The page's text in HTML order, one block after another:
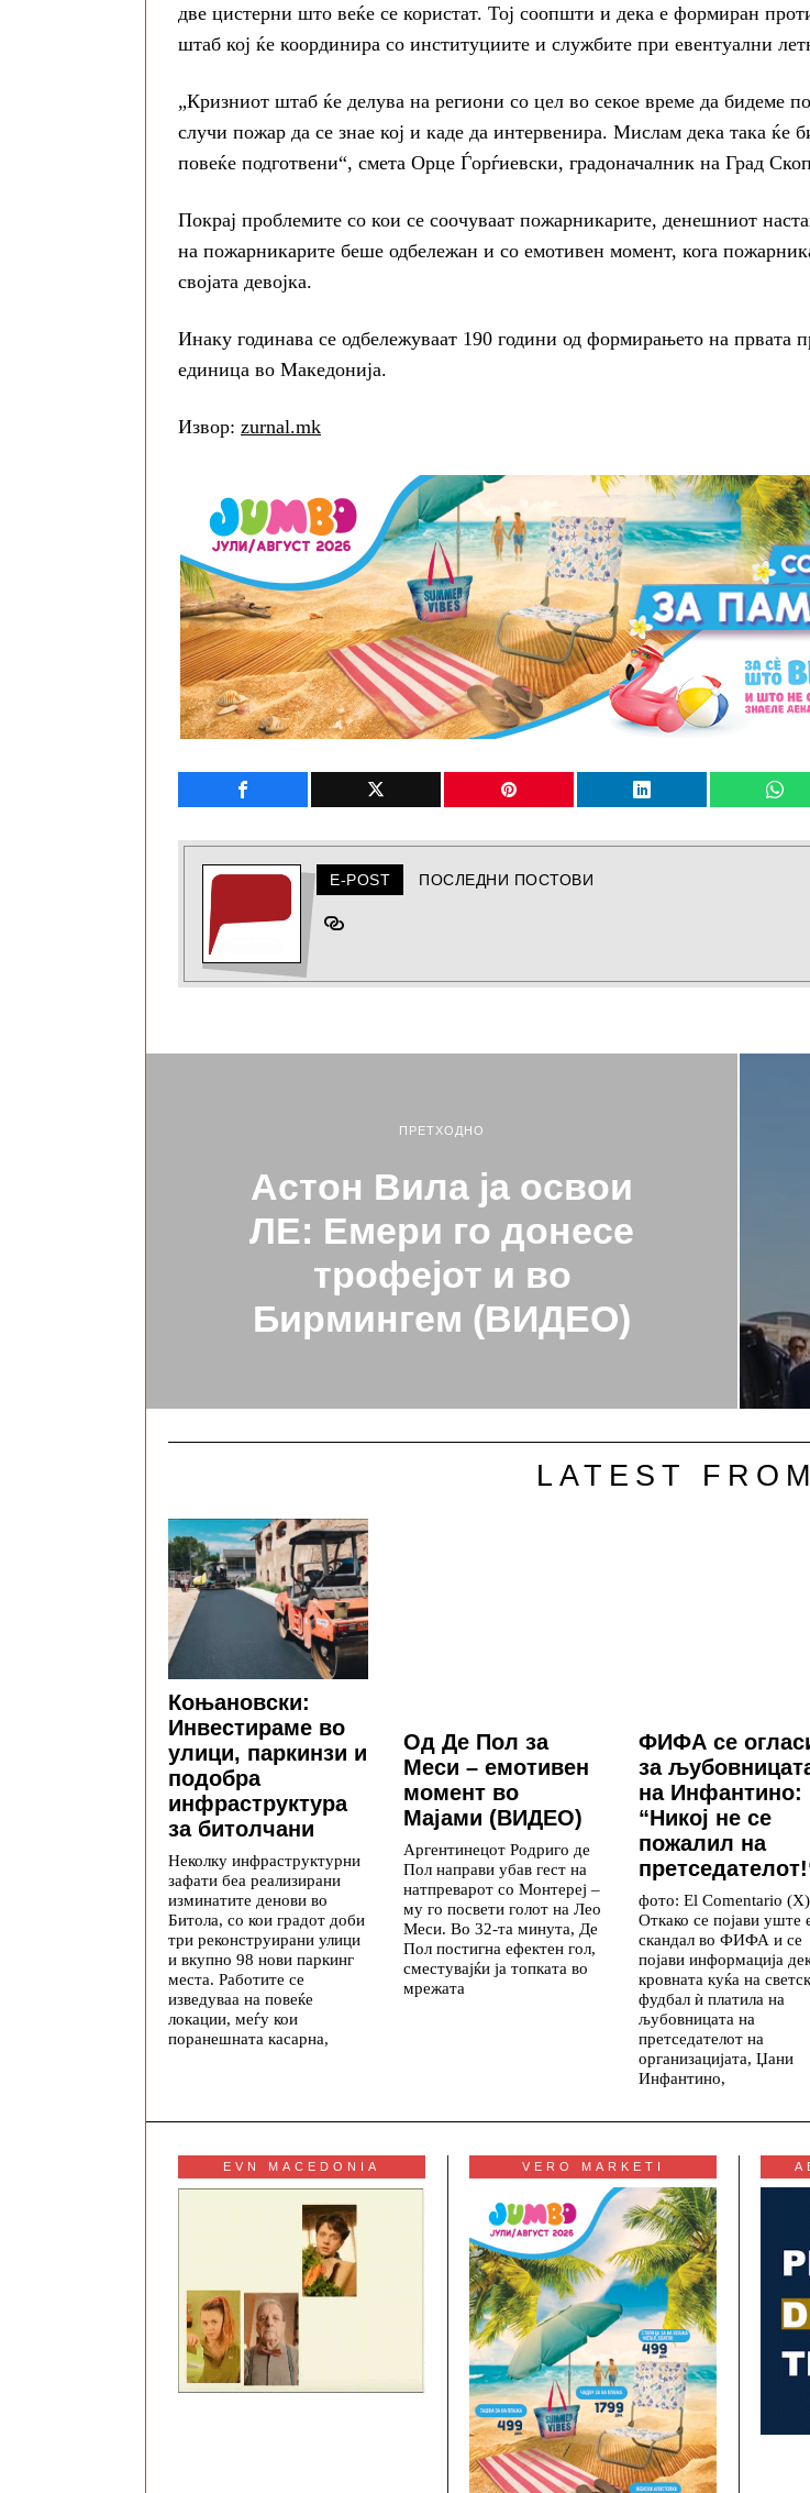
две цистерни што веќе се користат. Тој соопшти и дека е формиран
штаб кој ќе координира со институциите и службите при евентуални
„Кризниот штаб ќе делува на региони со цел во секое време да бидеме
случи пожар да се знае кој и каде да интервенира. Мислам дека така ќе
повеќе подготвени“, смета Орце Ѓорѓиевски, градоначалник на Град
Покрај проблемите со кои се соочуваат пожарникарите, денешниот
на пожарникарите беше одбележан и со емотивен момент, кога
својата девојка.
Инаку годинава се одбележуваат 190 години од формирањето на првата
единица во Македонија.
Извор: zurnal.mk
E-POST ПОСЛЕДНИ ПОСТОВИ
ПРЕТХОДНО
Астон Вила ја освои
ЛЕ: Емери го донесе
трофејот и во
Бирмингем (ВИДЕО)
LATEST
Коњановски:
Инвестираме во
улици, паркинзи и
подобра
инфраструктура
за битолчани
Неколку инфраструктурни
зафати беа реализирани
изминатите денови во
Битола, со кои градот доби
три реконструирани улици
и вкупно 98 нови паркинг
места. Работите се
изведуваа на повеќе
локации, меѓу кои
поранешната касарна,
Од Де Пол за
Меси – емотивен
момент во
Мајами (ВИДЕО)
Аргентинецот Родриго де
Пол направи убав гест на
натпреварот со Монтереј –
му го посвети голот на Лео
Меси. Во 32-та минута, Де
Пол постигна ефектен гол,
сместувајќи ја топката во
мрежата
ФИФА се
за
на Инфантино:
“Никој не се
пожалил на
фото: El Comentario (X)
Откако се појави уште
скандал во ФИФА и се
појави информација
кровната куќа на
фудбал ѝ платила на
љубовницата на
претседателот на
организацијата, Џани
Инфантино,
EVN MACEDONIA VERO MARKETI